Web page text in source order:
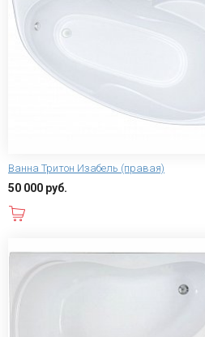
Ванна Тритон Изабель (правая)
50 000 руб.